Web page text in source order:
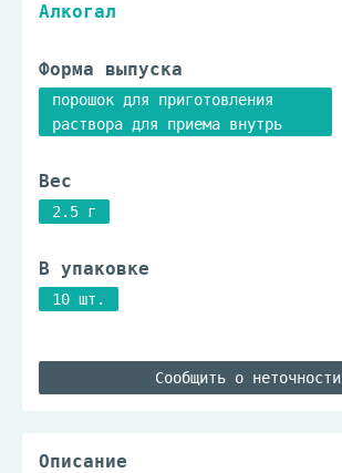
Алкогал
Форма выпуска
порошок для приготовления
раствора для приема внутрь
Вес
2.5 г
В упаковке
10 шт.
Сообщить о неточности
Описание